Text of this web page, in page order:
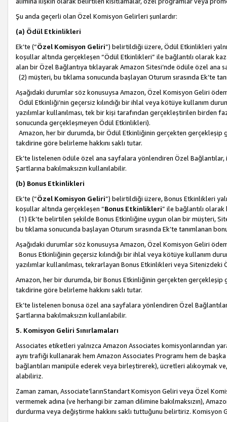
Şu anda geçerli olan Özel Komisyon Gelirleri şunlardır:
(a) Ödül Etkinlikleri
Ek’te (“Özel Komisyon Geliri”) belirtildiği üzere, Ödül Etkinlikleri
koşullar altında gerçekleşen “Ödül Etkinlikleri” ile bağlantılı olarak
alan bir Özel Bağlantıya tıklayarak Amazon Sitesi’nde ödüle özel ana
(2) müşteri, bu tıklama sonucunda başlayan Oturum sırasında Ek’te
Aşağıdaki durumlar söz konusuysa Amazon, Özel Komisyon Geliri
Ödül Etkinliği’nin geçersiz kılındığı bir ihlal veya kötüye kullanım
yazılımlar kullanılması, tek bir kişi tarafından gerçekleştirilen
sonucunda gerçekleşmeyen Ödül Etkinlikleri).
Amazon, her bir durumda, bir Ödül Etkinliğinin gerçekten gerçekleşip
takdirine göre belirleme hakkını saklı tutar.
Ek’te listelenen ödüle özel ana sayfalara yönlendiren Özel
Şartlarına bakılmaksızın kullanılabilir.
(b) Bonus Etkinlikleri
Ek’te (“Özel Komisyon Geliri”) belirtildiği üzere, Bonus Etkinlikleri
koşullar altında gerçekleşen “Bonus Etkinlikleri” ile bağlantılı olarak
(1) Ek’te belirtilen şekilde Bonus Etkinliğine uygun olan bir müşteri,
bu tıklama sonucunda başlayan Oturum sırasında Ek’te tanımlanan
Aşağıdaki durumlar söz konusuysa Amazon, Özel Komisyon Geliri
Bonus Etkinliğinin geçersiz kılındığı bir ihlal veya kötüye kullanım
yazılımlar kullanılması, tekrarlayan Bonus Etkinlikleri veya
Amazon, her bir durumda, bir Bonus Etkinliğinin gerçekten gerçekleşip
takdirine göre belirleme hakkını saklı tutar.
Ek’te listelenen bonusa özel ana sayfalara yönlendiren Özel
Şartlarına bakılmaksızın kullanılabilir.
5. Komisyon Geliri Sınırlamaları
Associates etiketleri yalnızca Amazon Associates komisyonlarından
aynı trafiği kullanarak hem Amazon Associates Programı hem de
bağlantıları manipüle ederek veya birleştirerek), ücretleri alıkoymak
alabiliriz.
Zaman zaman, Associate’larınStandart Komisyon Geliri veya Özel
vermemek adına (ve herhangi bir zaman dilimine bakılmaksızın),
durdurma veya değiştirme hakkını saklı tuttuğunu belirtiriz. Komisyon